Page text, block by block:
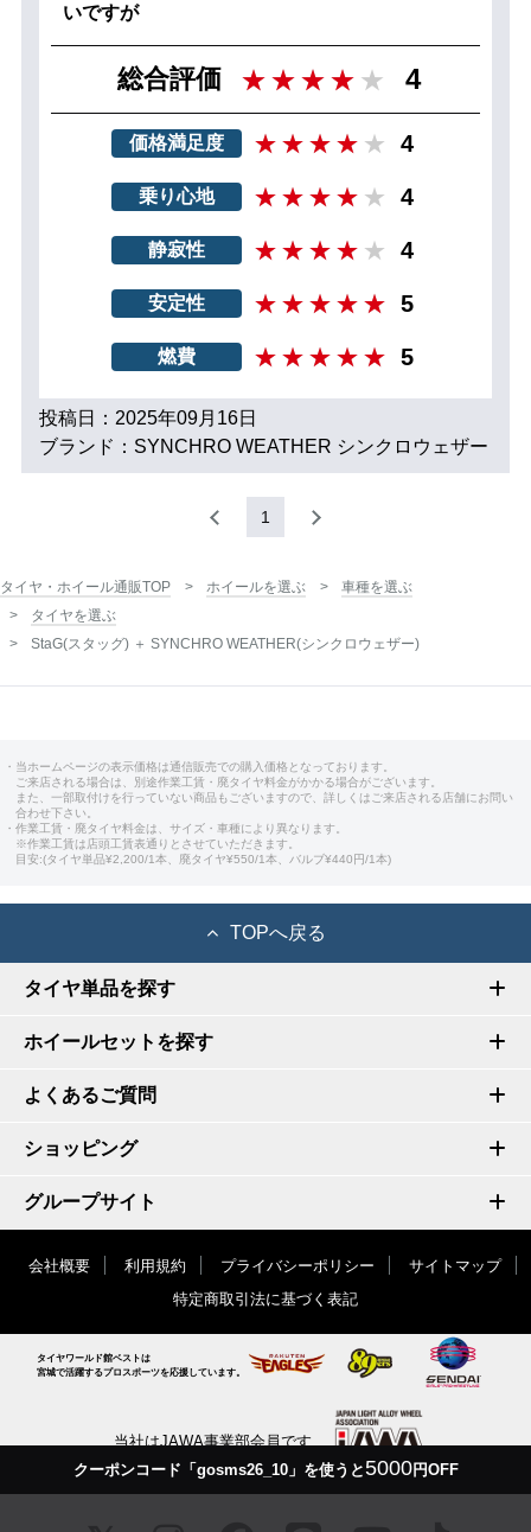
いですが
総合評価 4
価格満足度 4
乗り心地 4
静寂性 4
安定性 5
燃費 5
投稿日：2025年09月16日
ブランド：SYNCHRO WEATHER シンクロウェザー
1
クーポンコード「gosms26_10」を使うと5000円OFF
タイヤ・ホイール通販TOP ホイールを選ぶ
車種を選ぶ
タイヤを選ぶ
StaG(スタッグ) ＋ SYNCHRO WEATHER(シンクロウェザー)
・当ホームページの表示価格は通信販売での購入価格となっております。
ご来店される場合は、別途作業工賃・廃タイヤ料金がかかる場合がございます。
また、一部取付けを行っていない商品もございますので、詳しくはご来店される店舗にお問い
合わせ下さい。
・作業工賃・廃タイヤ料金は、サイズ・車種により異なります。
※作業工賃は店頭工賃表通りとさせていただきます。
目安:(タイヤ単品¥2,200/1本、廃タイヤ¥550/1本、バルブ¥440円/1本)
TOPへ戻る
タイヤ単品を探す
ホイールセットを探す
よくあるご質問
ショッピング
グループサイト
会社概要 利用規約 プライバシーポリシー
サイトマップ
特定商取引法に基づく表記
タイヤワールド館ベストは
宮城で活躍するプロスポーツを応援しています。
当社はJAWA事業部会員です